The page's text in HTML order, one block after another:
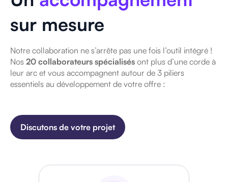
sur mesure
Notre collaboration ne s’arrête pas une fois l’outil intégré !
Nos 20 collaborateurs spécialisés ont plus d’une corde à
leur arc et vous accompagnent autour de 3 piliers
essentiels au développement de votre offre :
Discutons de votre projet